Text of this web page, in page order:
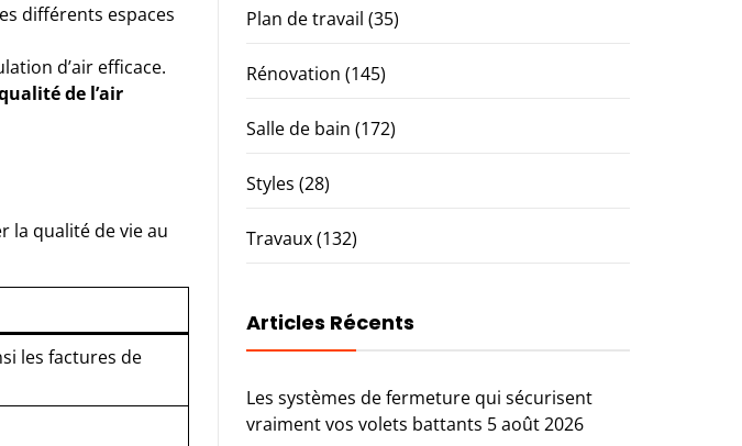
différents espaces
d’air efficace.
de l’air
la qualité de vie au
les factures de
Plan de travail (35)
Rénovation (145)
Salle de bain (172)
Styles (28)
Travaux(132)
Articles Récents
Les systèmes de fermeture qui sécurisent
vraiment vos volets battants 5 août 2026